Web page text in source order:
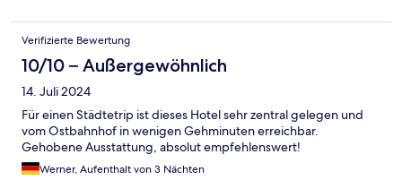
Verifizierte Bewertung
10/10 – Außergewöhnlich
14. Juli 2024
Für einen Städtetrip ist dieses Hotel sehr zentral gelegen und
vom Ostbahnhof in wenigen Gehminuten erreichbar.
Gehobene Ausstattung, absolut empfehlenswert!
Werner, Aufenthalt von 3 Nächten